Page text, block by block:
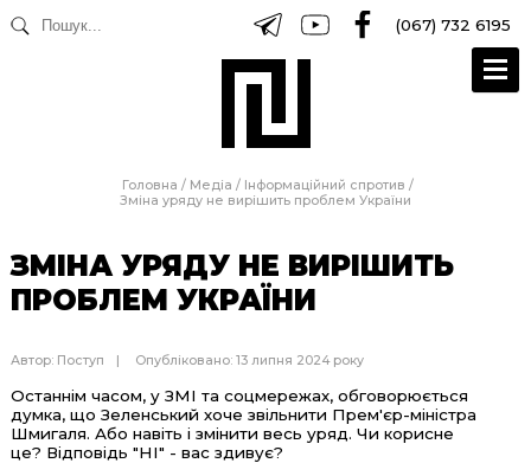
(067) 732 6195
Головна / Медіа / Інформаційний спротив /
Зміна уряду не вирішить проблем України
ЗМІНА УРЯДУ НЕ ВИРІШИТЬ
ПРОБЛЕМ УКРАЇНИ
Автор: Поступ Опубліковано: 13 липня 2024 року
Останнім часом, у ЗМІ та соцмережах, обговорюється
думка, що Зеленський хоче звільнити Прем'єр-міністра
Шмигаля. Або навіть і змінити весь уряд. Чи корисне
це? Відповідь "НІ" - вас здивує?